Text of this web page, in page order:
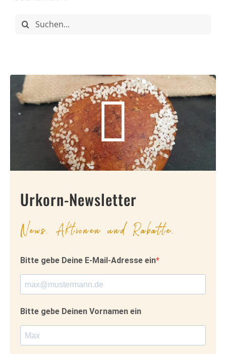
Suche
Urkorn-Newsletter
News, Aktionen und Rabatte.
Bitte gebe Deine E-Mail-Adresse ein
Bitte gebe Deinen Vornamen ein